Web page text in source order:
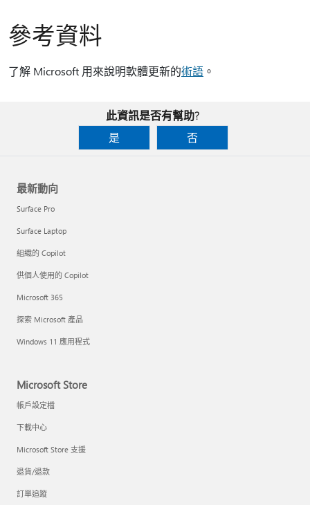
參考資料
了解 Microsoft 用來說明軟體更新的術語 。
此資訊是否有幫助?
是
否
最新動向
Surface Pro
Surface Laptop
組織的 Copilot
供個人使用的 Copilot
Microsoft 365
探索 Microsoft 產品
Windows 11 應用程式
Microsoft Store
帳戶設定檔
下載中心
Microsoft Store 支援
退貨/退款
訂單追蹤